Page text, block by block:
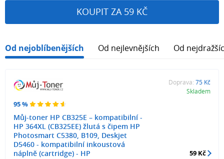
KOUPIT ZA 59 KČ
Od nejoblíbenějších Od nejlevnějších Od
95 %
Můj-toner HP CB325E – kompatibilní -
HP 364XL (CB325EE) žlutá s čipem HP
Photosmart C5380, B109, Deskjet
D5460 - kompatibilní inkoustová
náplně (cartridge) - HP
Doprava: 75 Kč
Skladem
59 Kč